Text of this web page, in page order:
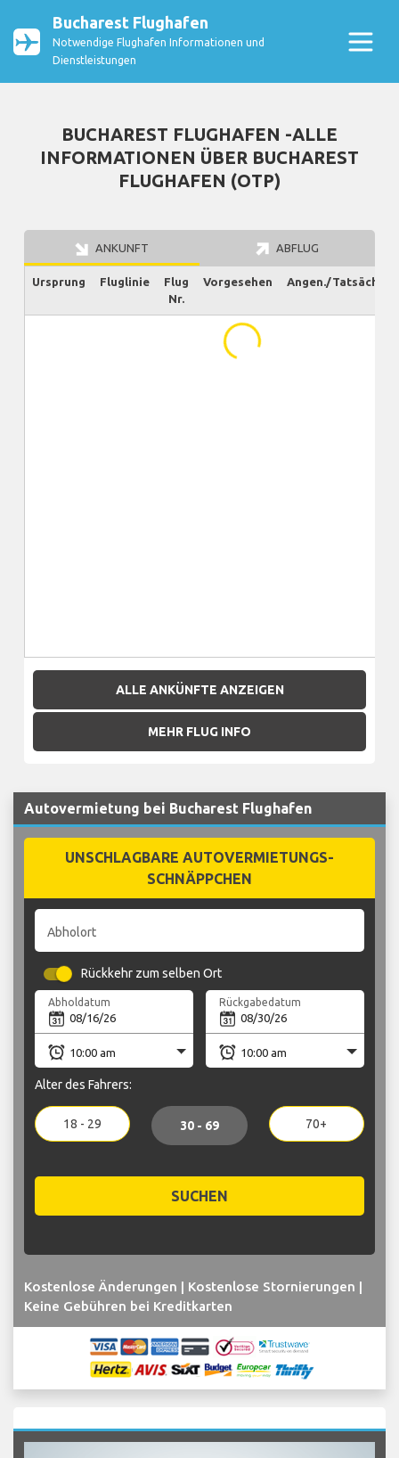
Bucharest Flughafen
Notwendige Flughafen Informationen und
Dienstleistungen
BUCHAREST FLUGHAFEN -ALLE
INFORMATIONEN ÜBER BUCHAREST
FLUGHAFEN (OTP)
ANKUNFT ABFLUG
Ursprung Fluglinie
Flug
Nr.
Vorgesehen Angen./Tatsächlich
...
ALLE ANKÜNFTE ANZEIGEN
MEHR FLUG INFO
Autovermietung bei Bucharest Flughafen
UNSCHLAGBARE AUTOVERMIETUNGS-
SCHNÄPPCHEN
Abholort
Rückkehr zum selben Ort
Abholdatum Rückgabedatum
Alter des Fahrers:
18 - 29 30 - 69 70+
SUCHEN
Kostenlose Änderungen | Kostenlose Stornierungen |
Keine Gebühren bei Kreditkarten